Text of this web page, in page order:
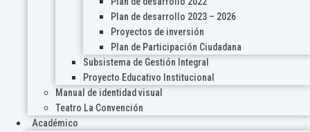
Plan de desarrollo 2023 – 2026
Proyectos de inversión
Plan de Participación Ciudadana
Subsistema de Gestión Integral
Proyecto Educativo Institucional
Manual de identidad visual
Teatro La Convención
Académico